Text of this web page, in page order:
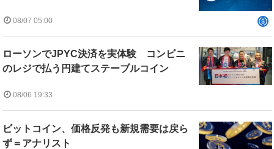
08/07 05:00
ローソンでJPYC決済を実体験 コンビニ
のレジで払う円建てステーブルコイン
08/06 19:33
ビットコイン、価格反発も新規需要は戻ら
ず＝アナリスト